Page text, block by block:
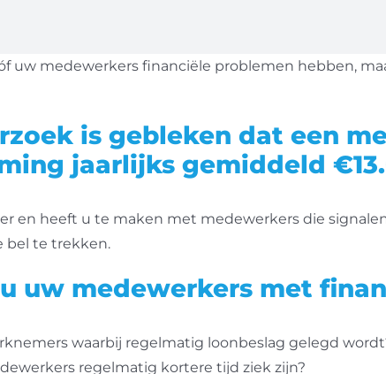
uw medewerkers financiële problemen hebben,
is gebleken dat een
jaarlijks gemiddeld
en heeft u te maken met medewerkers die
bel te trekken.
uw medewerkers met
waarbij regelmatig loonbeslag gelegd
regelmatig kortere tijd ziek zijn?